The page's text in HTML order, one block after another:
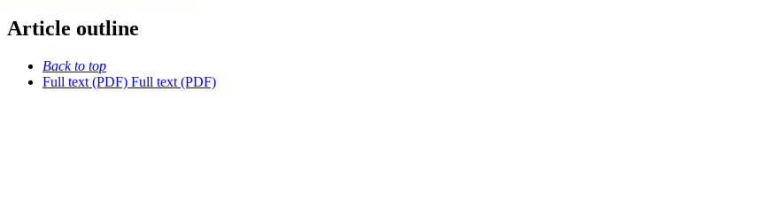
Article outline
Back to top
Full text (PDF) Full text (PDF)